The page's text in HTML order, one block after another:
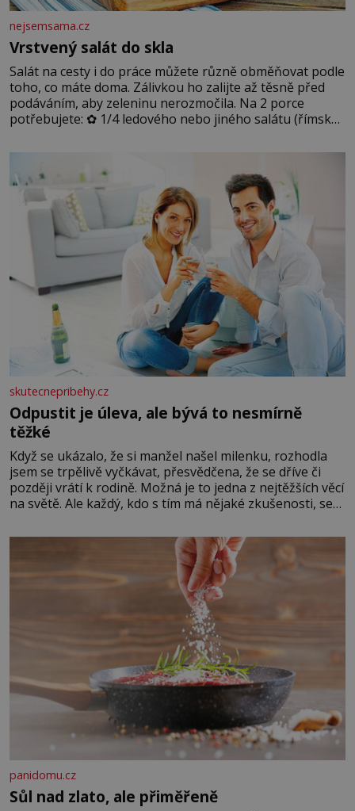
nejsemsama.cz
Vrstvený salát do skla
Salát na cesty i do práce můžete různě obměňovat podle
toho, co máte doma. Zálivkou ho zalijte až těsně před
podáváním, aby zeleninu nerozmočila. Na 2 porce
potřebujete: ✿ 1/4 ledového nebo jiného salátu (římský
okurky ✿ 2 rajčata Zálivka: ✿ 4 lžíce olivového oleje ✿ 1
lžíci citronové šťávy ✿ ½ stroužku
skutecnepribehy.cz
Odpustit je úleva, ale bývá to nesmírně
těžké
Když se ukázalo, že si manžel našel milenku, rozhodla
jsem se trpělivě vyčkávat, přesvědčena, že se dříve či
později vrátí k rodině. Možná je to jedna z nejtěžších věcí
na světě. Ale každý, kdo s tím má nějaké zkušenosti, se
Když se ke mně doneslo, že si manžel pořídil milenku,
panidomu.cz
Sůl nad zlato, ale přiměřeně